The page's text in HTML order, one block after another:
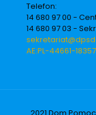
Telefon:
14 680 97 00 -
14 680 97 03 -
AE:PL-44661-